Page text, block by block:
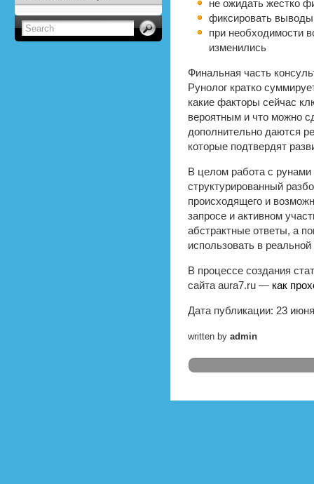
не ожидать жестко
фиксировать выводы
при необходимости
изменились
Финальная часть
Рунолог кратко
какие факторы сейчас
вероятным и что можно
дополнительно даются
которые подтвердят
В целом работа с
структурированный
происходящего и
запросе и активном
абстрактные ответы, а
использовать в
В процессе создания
сайта aura7.ru — как
Дата публикации: 23
written by admin